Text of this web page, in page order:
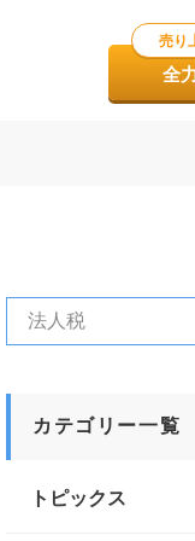
全
売り
カテゴリー一覧
トピックス